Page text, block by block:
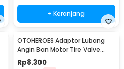
+ Keranjang
OTOHEROES Adaptor Lubang
Angin Ban Motor Tire Valve
Stem Metal 90 Degree - EA90
Rp8.300